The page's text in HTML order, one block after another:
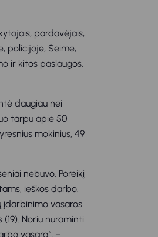
pardavėjais,
policijoje, Seime,
ir kitos paslaugos.
daugiau nei
tarpu apie 50
mokinius, 49
nebuvo. Poreikį
ieškos darbo.
įdarbinimo vasaros
Noriu nuraminti
vasarą“, –